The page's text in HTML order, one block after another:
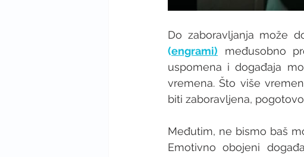
(engrami) međusobno
uspomena i događaja
vremena. Što više
biti zaboravljena,
Međutim, ne bismo baš
Emotivno obojeni